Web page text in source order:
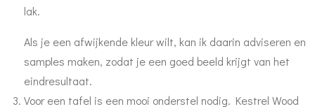
lak.
Als je een afwijkende kleur wilt, kan ik daarin adviseren en
samples maken, zodat je een goed beeld krijgt van het
eindresultaat.
Voor een tafel is een mooi onderstel nodig. Kestrel Wood